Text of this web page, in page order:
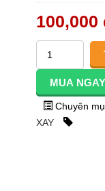
100,000
Chuyên
XAY